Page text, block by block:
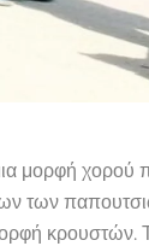
μορφή χορού
των
κρουστών.